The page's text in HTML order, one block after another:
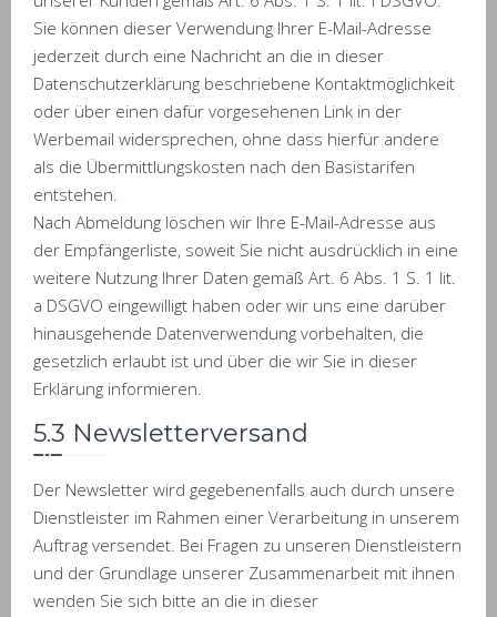
Sie können dieser Verwendung Ihrer E-Mail-Adresse
jederzeit durch eine Nachricht an die in dieser
Datenschutzerklärung beschriebene Kontaktmöglichkeit
oder über einen dafür vorgesehenen Link in der
Werbemail widersprechen, ohne dass hierfür andere
als die Übermittlungskosten nach den Basistarifen
entstehen.
Nach Abmeldung löschen wir Ihre E-Mail-Adresse aus
der Empfängerliste, soweit Sie nicht ausdrücklich in eine
weitere Nutzung Ihrer Daten gemäß Art. 6 Abs. 1 S. 1 lit.
a DSGVO eingewilligt haben oder wir uns eine darüber
hinausgehende Datenverwendung vorbehalten, die
gesetzlich erlaubt ist und über die wir Sie in dieser
Erklärung informieren.
5.3 Newsletterversand
Der Newsletter wird gegebenenfalls auch durch unsere
Dienstleister im Rahmen einer Verarbeitung in unserem
Auftrag versendet. Bei Fragen zu unseren Dienstleistern
und der Grundlage unserer Zusammenarbeit mit ihnen
wenden Sie sich bitte an die in dieser